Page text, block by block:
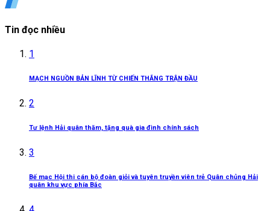
Tin đọc nhiều
1
MẠCH NGUỒN BẢN LĨNH TỪ CHIẾN THẮNG TRẬN ĐẦU
2
Tư lệnh Hải quân thăm, tặng quà gia đình chính sách
3
Bế mạc Hội thi cán bộ đoàn giỏi và tuyên truyền viên trẻ Quân chủng Hải
quân khu vực phía Bắc